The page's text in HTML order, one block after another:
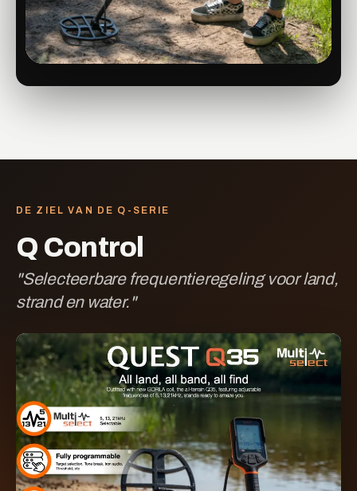
DE ZIEL VAN DE Q-SERIE
Q Control
"Selecteerbare frequentieregeling voor land,
strand en water."